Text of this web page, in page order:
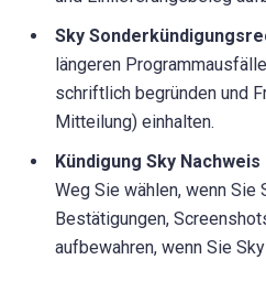
Sky
längeren
schriftlich begründen und
Mitteilung) einhalten.
Kündigung Sky
Weg Sie wählen, wenn Sie
Bestätigungen,
aufbewahren, wenn Sie